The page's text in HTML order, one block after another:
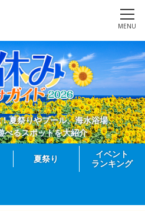
MENU
夏祭りやプール、海水浴場、
べるスポットを大紹介
夏祭り
イベント
ランキング